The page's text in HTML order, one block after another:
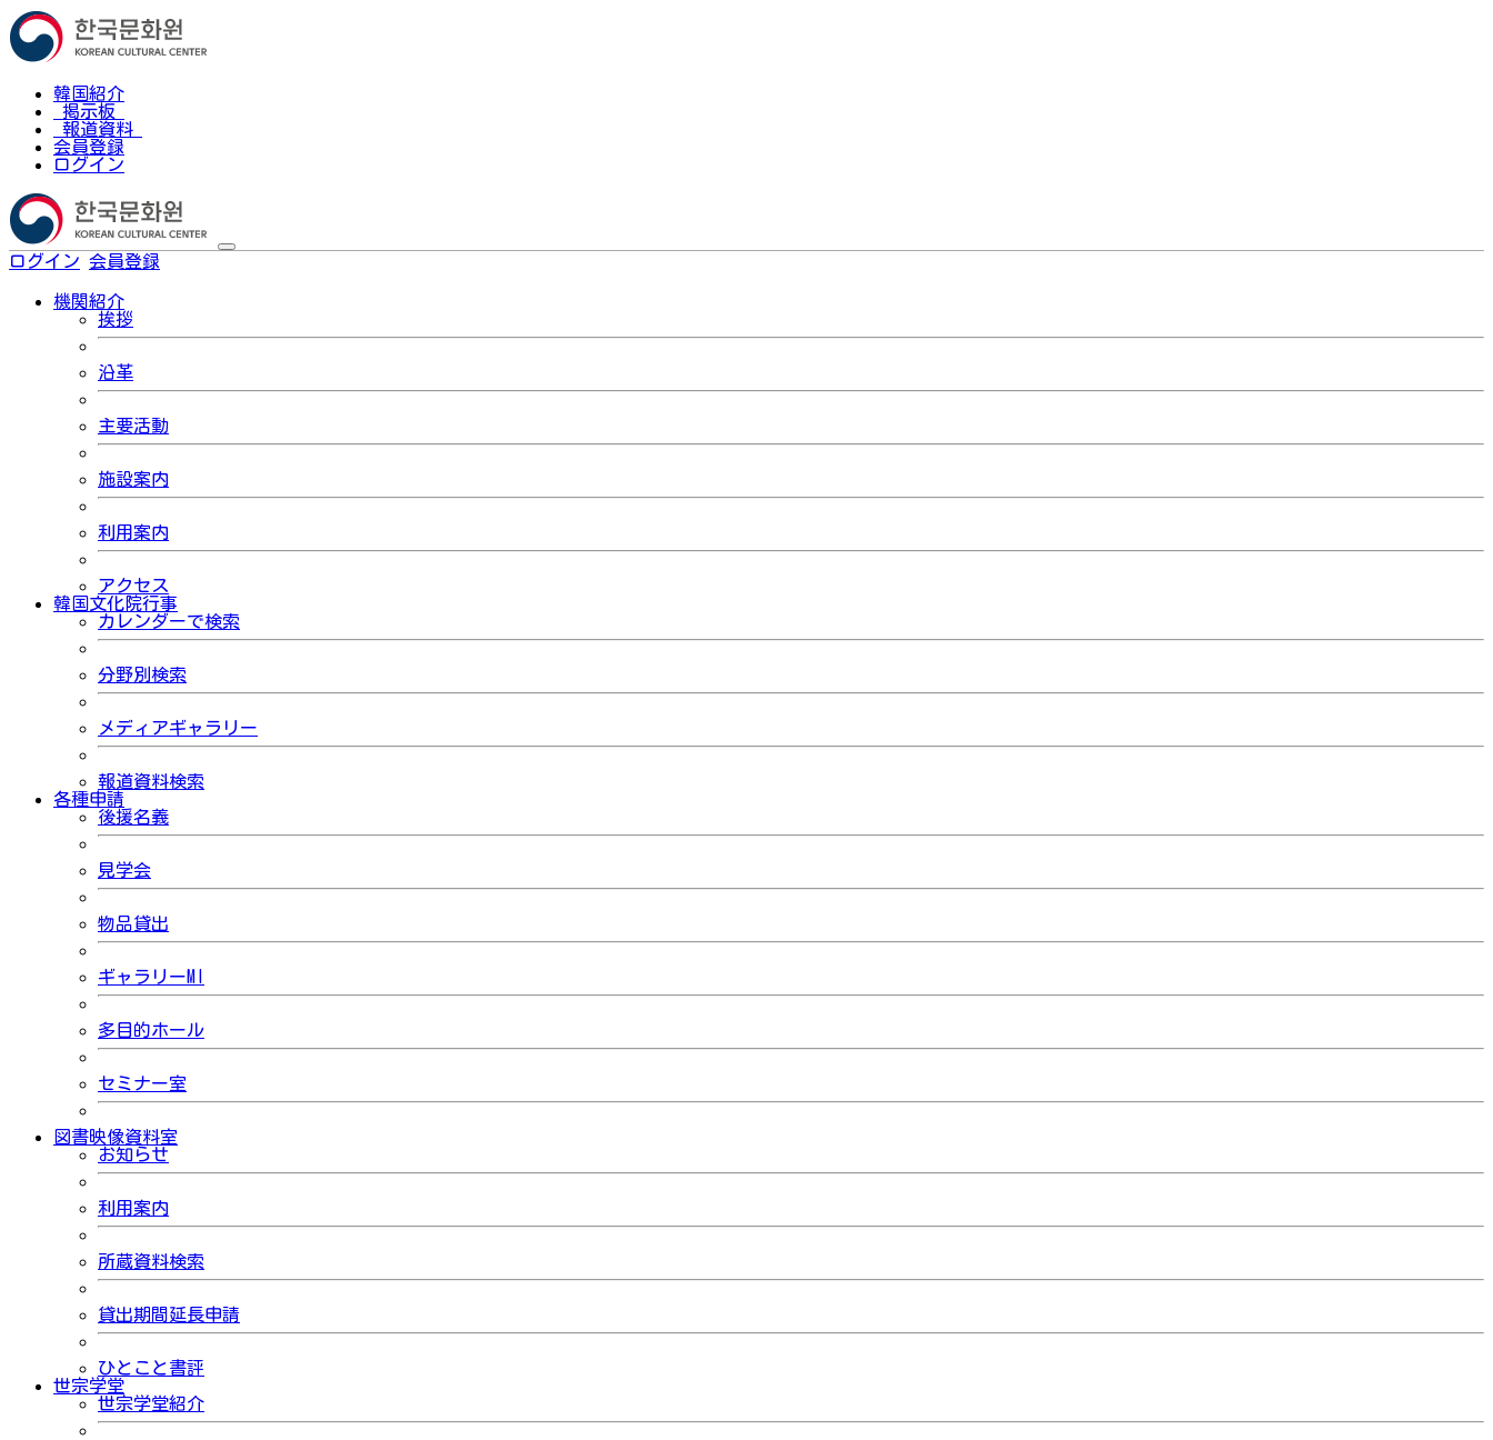
韓国紹介
掲示板
報道資料
会員登録
ログイン
ログイン 会員登録
機関紹介
挨拶
沿革
主要活動
施設案内
利用案内
アクセス
韓国文化院行事
カレンダーで検索
分野別検索
メディアギャラリー
報道資料検索
各種申請
後援名義
見学会
物品貸出
ギャラリーMI
多目的ホール
セミナー室
図書映像資料室
お知らせ
利用案内
所蔵資料検索
貸出期間延長申請
ひとこと書評
世宗学堂
世宗学堂紹介